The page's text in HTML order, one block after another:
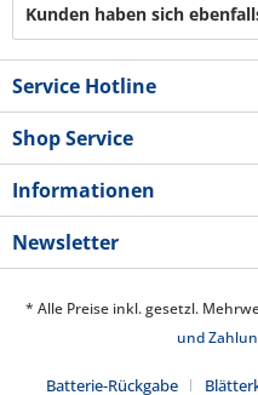
Kunden haben sich
Service Hotline
Shop Service
Informationen
Newsletter
* Alle Preise inkl. gesetzl.
und
Batterie-Rückgabe